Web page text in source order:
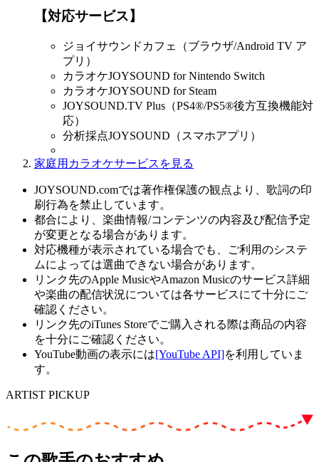
【対応サービス】
ジョイサウンドカフェ（ブラウザ/Android TV ア
プリ）
カラオケJOYSOUND for Nintendo Switch
カラオケJOYSOUND for Steam
JOYSOUND.TV Plus（PS4®/PS5®後方互換機能対
応）
分析採点JOYSOUND（スマホアプリ）
家庭用カラオケサービスを見る
JOYSOUND.comでは著作権保護の観点より、歌詞の印
刷行為を禁止しています。
都合により、楽曲情報/コンテンツの内容及び配信予定
が変更となる場合があります。
対応機種が表示されている場合でも、ご利用のシステ
ムによっては選曲できない場合があります。
リンク先のApple MusicやAmazon Musicのサービス詳細
や楽曲の配信状況については各サービスにて十分にご
確認ください。
リンク先のiTunes Storeでご購入される際は商品の内容
を十分にご確認ください。
YouTube動画の表示には[YouTube API]を利用していま
す。
ARTIST PICKUP